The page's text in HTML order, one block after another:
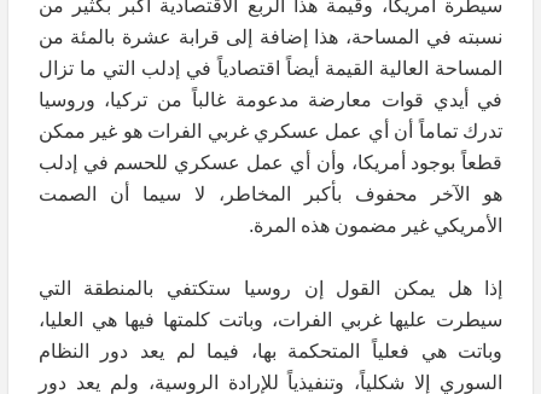
سيطرة أمريكا، وقيمة هذا الربع الاقتصادية أكبر بكثير من
نسبته في المساحة، هذا إضافة إلى قرابة عشرة بالمئة من
المساحة العالية القيمة أيضاً اقتصادياً في إدلب التي ما تزال
في أيدي قوات معارضة مدعومة غالباً من تركيا، وروسيا
تدرك تماماً أن أي عمل عسكري غربي الفرات هو غير ممكن
قطعاً بوجود أمريكا، وأن أي عمل عسكري للحسم في إدلب
هو الآخر محفوف بأكبر المخاطر، لا سيما أن الصمت
الأمريكي غير مضمون هذه المرة.
إذا هل يمكن القول إن روسيا ستكتفي بالمنطقة التي
سيطرت عليها غربي الفرات، وباتت كلمتها فيها هي العليا،
وباتت هي فعلياً المتحكمة بها، فيما لم يعد دور النظام
السوري إلا شكلياً، وتنفيذياً للإرادة الروسية، ولم يعد دور